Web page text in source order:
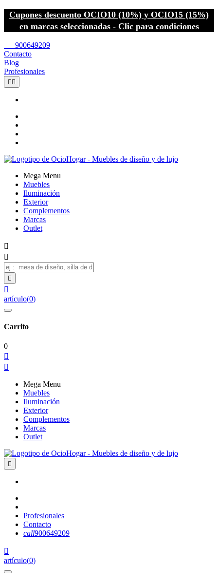
Cupones descuento OCIO10 (10%) y OCIO15 (15%)
en marcas seleccionadas - Clic para condiciones
900649209
Contacto
Blog
Profesionales
 
Mega Menu
Muebles
Iluminación
Exterior
Complementos
Marcas
Outlet




artículo(0)
Carrito
0


Mega Menu
Muebles
Iluminación
Exterior
Complementos
Marcas
Outlet

Profesionales
Contacto
call900649209

artículo(0)